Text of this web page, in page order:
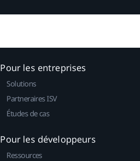
Pour les entreprises
Solutions
Partneraires ISV
Études de cas
Pour les développeurs
Ressources